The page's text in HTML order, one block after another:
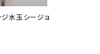
水玉シージョ